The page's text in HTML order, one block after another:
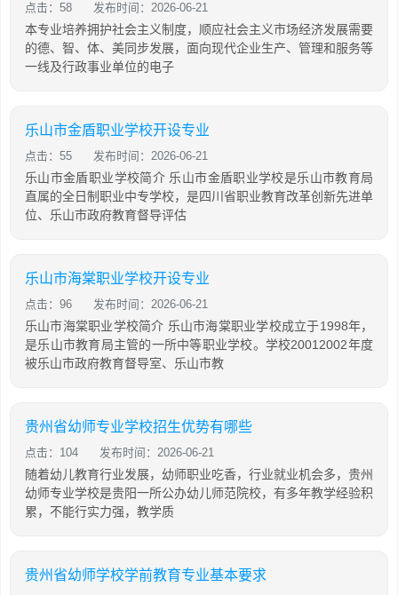
点击：58 发布时间：2026-06-21
本专业培养拥护社会主义制度，顺应社会主义市场经济发展需要
的德、智、体、美同步发展，面向现代企业生产、管理和服务等
一线及行政事业单位的电子
乐山市金盾职业学校开设专业
点击：55 发布时间：2026-06-21
乐山市金盾职业学校简介 乐山市金盾职业学校是乐山市教育局
直属的全日制职业中专学校，是四川省职业教育改革创新先进单
位、乐山市政府教育督导评估
乐山市海棠职业学校开设专业
点击：96 发布时间：2026-06-21
乐山市海棠职业学校简介 乐山市海棠职业学校成立于1998年，
是乐山市教育局主管的一所中等职业学校。学校20012002年度
被乐山市政府教育督导室、乐山市教
贵州省幼师专业学校招生优势有哪些
点击：104 发布时间：2026-06-21
随着幼儿教育行业发展，幼师职业吃香，行业就业机会多，贵州
幼师专业学校是贵阳一所公办幼儿师范院校，有多年教学经验积
累，不能行实力强，教学质
贵州省幼师学校学前教育专业基本要求